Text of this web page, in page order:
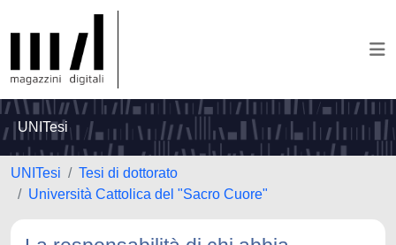
UNITesi
UNITesi
Tesi di dottorato
Università Cattolica del "Sacro Cuore"